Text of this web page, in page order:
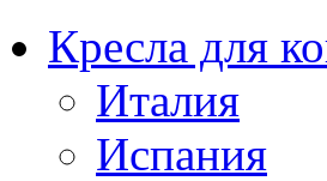
Кресла для
Италия
Испания